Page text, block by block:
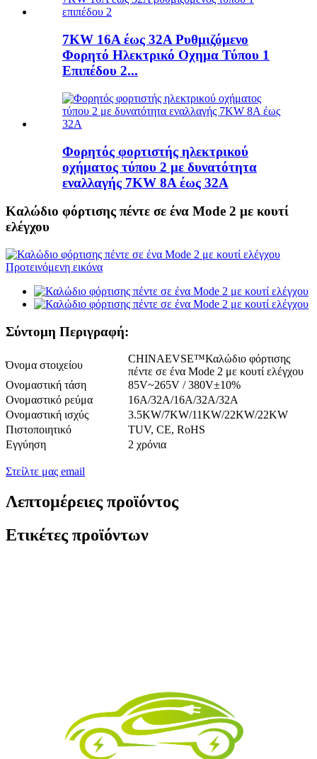
7KW 16A έως 32A Ρυθμιζόμενο
Φορητό Ηλεκτρικό Οχημα Τύπου 1
Επιπέδου 2...
Φορητός φορτιστής ηλεκτρικού
οχήματος τύπου 2 με δυνατότητα
εναλλαγής 7KW 8A έως 32A
Καλώδιο φόρτισης πέντε σε ένα Mode 2 με κουτί
ελέγχου
Σύντομη Περιγραφή:
Όνομα στοιχείου
CHINAEVSE™️Καλώδιο φόρτισης
πέντε σε ένα Mode 2 με κουτί ελέγχου
Ονομαστική τάση
85V~265V / 380V±10%
Ονομαστικό ρεύμα
16Α/32Α/16Α/32Α/32Α
Ονομαστική ισχύς
3.5KW/7KW/11KW/22KW/22KW
Πιστοποιητικό
TUV, CE, RoHS
Εγγύηση
2 χρόνια
Στείλτε μας email
Λεπτομέρειες προϊόντος
Ετικέτες προϊόντων